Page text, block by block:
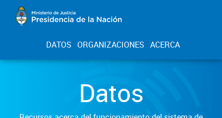
DATOS ORGANIZACIONES ACERCA
Datos